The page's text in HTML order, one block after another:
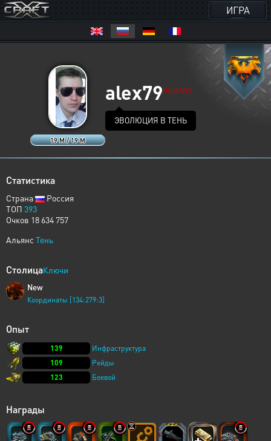
ИГРА
19 M / 19 M
alex79HUMANS
ЭВОЛЮЦИЯ В ТЕНЬ
Статистика
Страна
Россия
ТОП 393
Очков 18 634 757
Альянс Тень
СтолицаКлючи
New
Координаты [134:279:3]
Опыт
139
Инфраструктура
109
Рейды
123
Боевой
Награды